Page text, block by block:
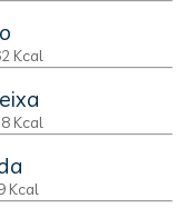
Kcal
Kcal
Kcal